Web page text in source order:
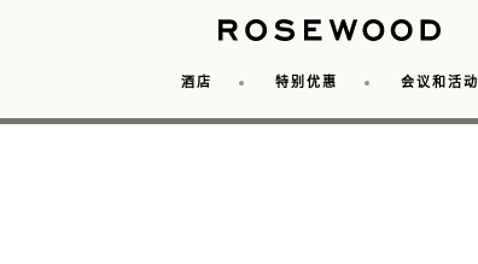
酒店 特别优惠 会议和活动